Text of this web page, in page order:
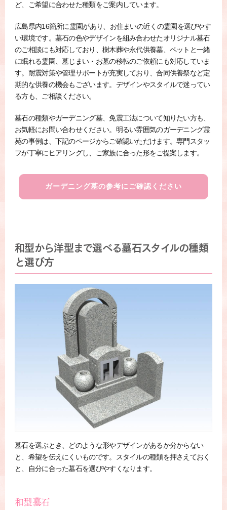
ど、ご希望に合わせた種類をご案内しています。
広島県内16箇所に霊園があり、お住まいの近くの霊園を選びやす
い環境です。墓石の色やデザインを組み合わせたオリジナル墓石
のご相談にも対応しており、樹木葬や永代供養墓、ペットと一緒
に眠れる霊園、墓じまい・お墓の移転のご依頼にも対応していま
す。耐震対策や管理サポートが充実しており、合同供養祭など定
期的な供養の機会もございます。デザインやスタイルで迷ってい
る方も、ご相談ください。
墓石の種類やガーデニング墓、免震工法について知りたい方も、
お気軽にお問い合わせください。明るい雰囲気のガーデニング霊
苑の事例は、下記のページからご確認いただけます。専門スタッ
フが丁寧にヒアリングし、ご家族に合った形をご提案します。
ガーデニング墓の参考にご確認ください
和型から洋型まで選べる墓石スタイルの種類
と選び方
墓石を選ぶとき、どのような形やデザインがあるか分からない
と、希望を伝えにくいものです。スタイルの種類を押さえておく
と、自分に合った墓石を選びやすくなります。
和型墓石